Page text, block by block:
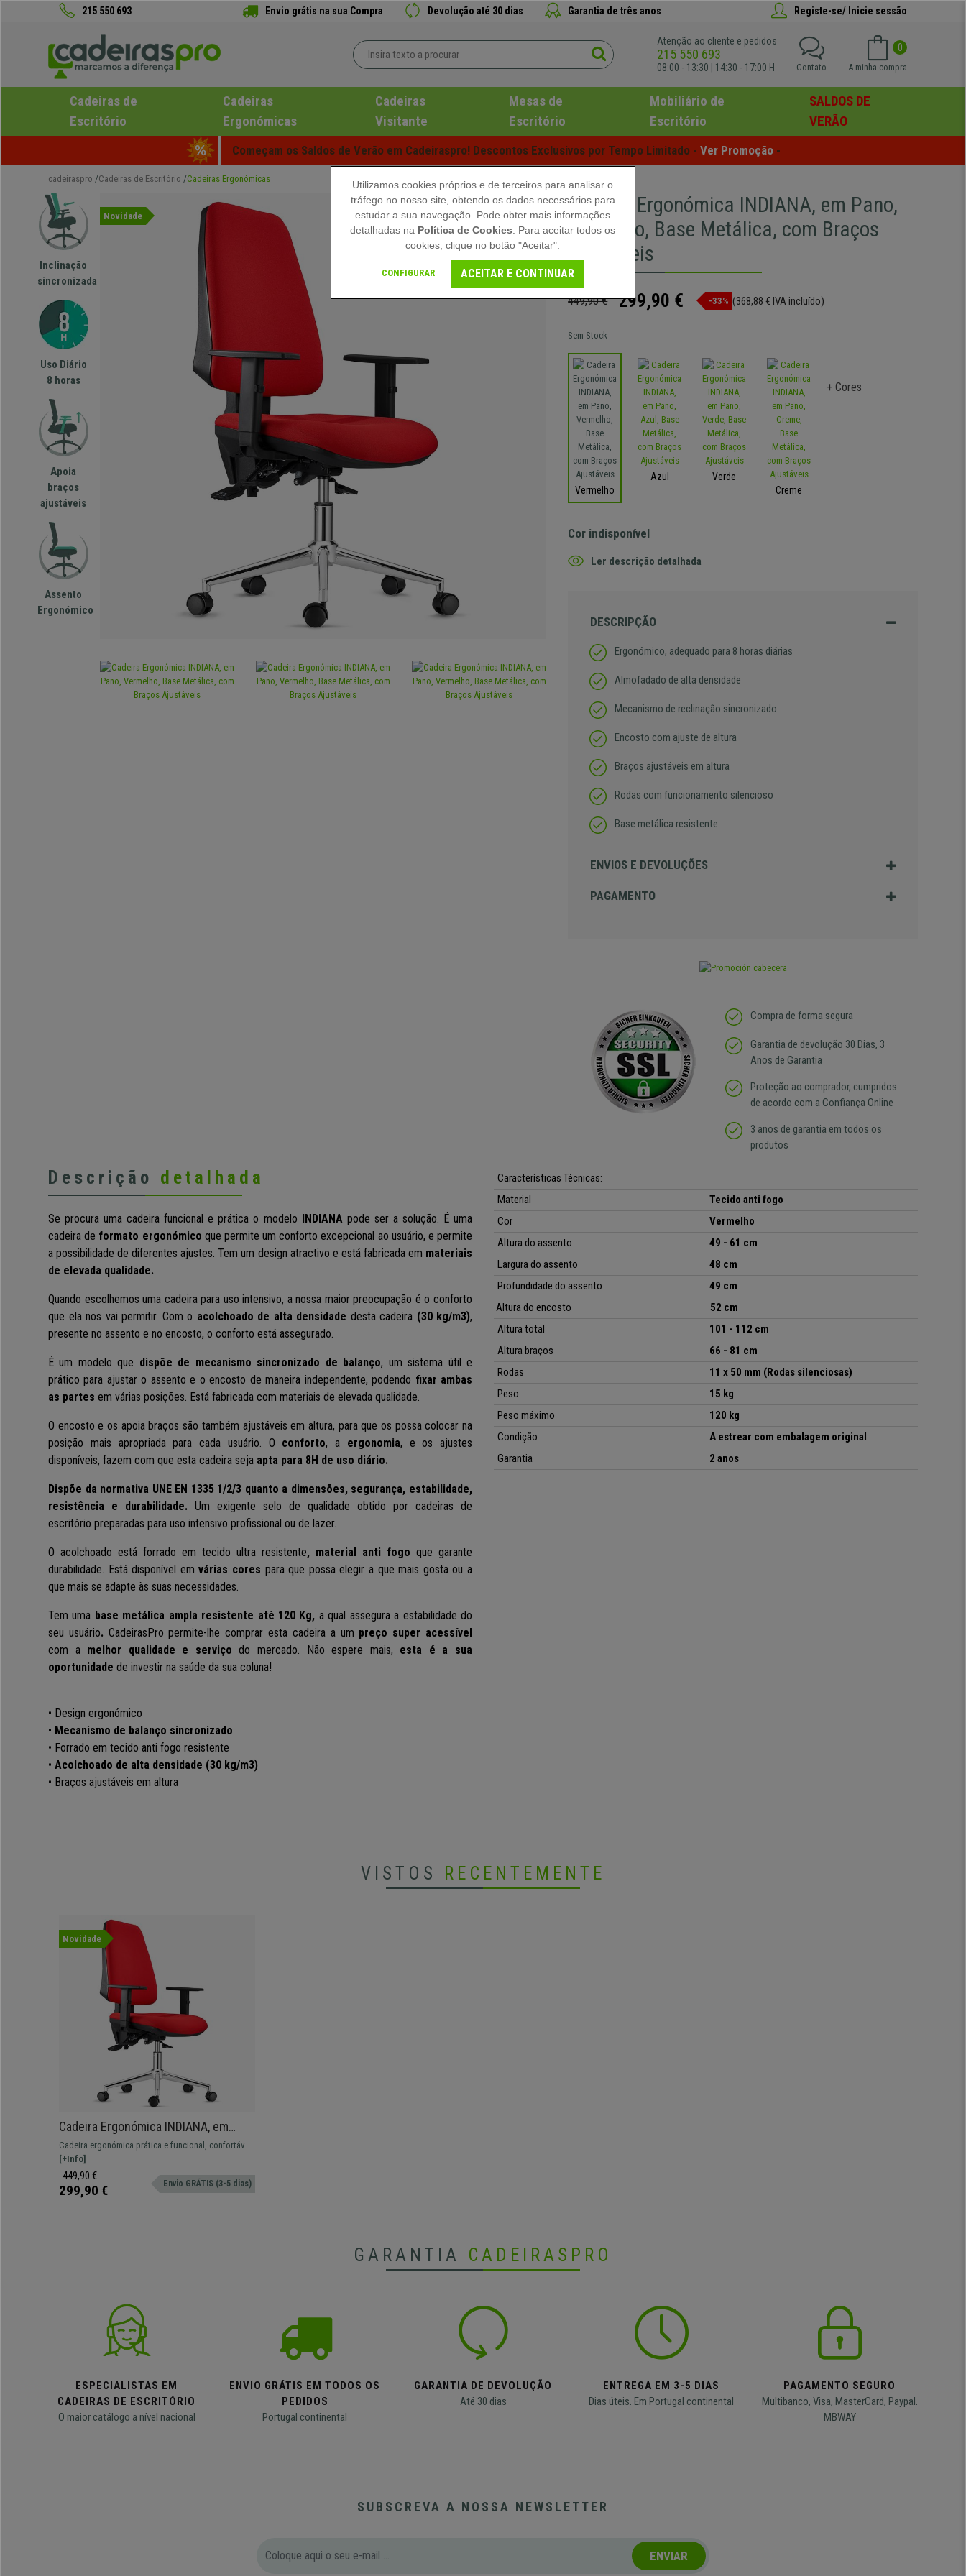
215 550 693 Envio grátis na sua Compra Devolução até 30 dias Garantia de três anos Registe-se/ Inicie sessão
Atenção ao cliente e pedidos
215 550 693
08:00 - 13:30 | 14:30 - 17:00 H
0
A minha compra
Contato
Cadeiras de
Escritório
Cadeiras
Ergonómicas
Cadeiras
Visitante
Mesas de
Escritório
Mobiliário de
Escritório
SALDOS DE
VERÃO
Começam os Saldos de Verão em Cadeiraspro! Descontos Exclusivos por Tempo Limitado - Ver Promoção -
cadeiraspro Cadeiras de Escritório Cadeiras Ergonómicas
Inclinação
sincronizada
Uso Diário
8 horas
Apoia
braços
ajustáveis
Assento
Ergonómico
Novidade
Cadeira Ergonómica INDIANA, em Pano,
Vermelho, Base Metálica, com Braços
Ajustáveis
449,90 € 299,90 € -33% (368,88 € IVA incluído)
Sem Stock
Vermelho
Azul
Verde
Creme
+ Cores
Cor indisponível
Ler descrição detalhada
DESCRIPÇÃO
Ergonómico, adequado para 8 horas diárias
Almofadado de alta densidade
Mecanismo de reclinação sincronizado
Encosto com ajuste de altura
Braços ajustáveis em altura
Rodas com funcionamento silencioso
Base metálica resistente
ENVIOS E DEVOLUÇÕES
PAGAMENTO
Compra de forma segura
Garantia de devolução 30 Dias, 3
Anos de Garantia
Proteção ao comprador, cumpridos
de acordo com a Confiança Online
3 anos de garantia em todos os
produtos
Descrição detalhada
Se procura uma cadeira funcional e prática o modelo INDIANApode ser a solução. É uma
cadeira de formato ergonómico que permite um conforto excepcional ao usuário, e permite
a possibilidade de diferentes ajustes. Tem um design atractivo e está fabricada em materiais
de elevada qualidade.
Quando escolhemos uma cadeira para uso intensivo, a nossa maior preocupação é o conforto
que ela nos vai permitir. Com o acolchoado de alta densidade desta cadeira (30 kg/m3),
presente no assento e no encosto, o conforto está assegurado.
É um modelo que dispõe de mecanismo sincronizado de balanço, um sistema útil e
prático para ajustar o assento e o encosto de maneira independente, podendo fixar ambas
as partes em várias posições. Está fabricada com materiais de elevada qualidade.
O encosto e os apoia braços são também ajustáveis em altura, para que os possa colocar na
posição mais apropriada para cada usuário. O conforto, a ergonomia, e os ajustes
disponíveis, fazem com que esta cadeira seja apta para 8H de uso diário.
Dispõe da normativa UNE EN 1335 1/2/3 quanto a dimensões, segurança, estabilidade,
resistência e durabilidade. Um exigente selo de qualidade obtido por cadeiras de
escritório preparadas para uso intensivo profissional ou de lazer.
O acolchoado está forrado em tecido ultra resistente, material anti fogo que garante
durabilidade. Está disponível emvárias cores para que possa elegir a que mais gosta ou a
que mais se adapte às suas necessidades.
Tem uma base metálica ampla resistente até 120 Kg, a qual assegura a estabilidade do
seu usuário. CadeirasPro permite-lhe comprar esta cadeira a um preço super acessível
com a melhor qualidade e serviço do mercado. Não espere mais, esta é a sua
oportunidade de investir na saúde da sua coluna!
• Design ergonómico
• Mecanismo de balanço sincronizado
• Forrado em tecido anti fogo resistente
• Acolchoado de alta densidade (30 kg/m3)
• Braços ajustáveis em altura
Características Técnicas:
Material
Tecido anti fogo
Cor
Vermelho
Altura do assento
49 - 61 cm
Largura do assento
48 cm
Profundidade do assento
49 cm
Altura do encosto
52 cm
Altura total
101 - 112 cm
Altura braços 66 - 81 cm
Rodas
11 x 50 mm (Rodas silenciosas)
Peso
15 kg
Peso máximo
120 kg
Condição
A estrear com embalagem original
Garantia
2 anos
VISTOS RECENTEMENTE
Novidade
Cadeira Ergonómica INDIANA, em
Pano, Vermelho, Base Metálica, com
Braços Ajustáveis
Cadeira ergonómica prática e funcional, confortável
com almofadado espesso e base metálica. Modelo
forrado em tecido de qualidade.
[+Info]
449,90 €
299,90 € Envio GRÁTIS (3-5 dias)
GARANTIA CADEIRASPRO
ESPECIALISTAS EM
CADEIRAS DE ESCRITÓRIO
O maior catálogo a nível nacional
ENVIO GRÁTIS EM TODOS OS
PEDIDOS
Portugal continental
GARANTIA DE DEVOLUÇÃO
Até 30 dias
ENTREGA EM 3-5 DIAS
Dias úteis. Em Portugal continental
PAGAMENTO SEGURO
Multibanco, Visa, MasterCard, Paypal.
MBWAY
SUBSCREVA A NOSSA NEWSLETTER
ENVIAR
Utilizamos cookies próprios e de terceiros para analisar o
tráfego no nosso site, obtendo os dados necessários para
estudar a sua navegação. Pode obter mais informações
detalhadas na Política de Cookies . Para aceitar todos os
cookies, clique no botão "Aceitar".
CONFIGURAR ACEITAR E CONTINUAR